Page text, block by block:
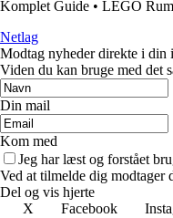
Komplet Guide • LEGO
Netlag
Modtag nyheder direkte i din
Viden du kan bruge med det
Din mail
Kom med
Jeg har læst og forstået
Ved at tilmelde dig modtager
Del og vis hjerte
X
Facebook